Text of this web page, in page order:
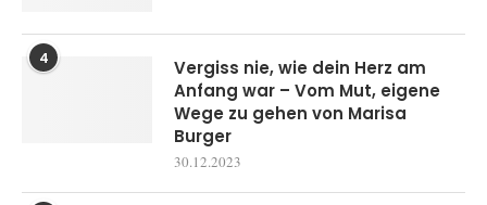
4
Vergiss nie, wie dein Herz am
Anfang war – Vom Mut, eigene
Wege zu gehen von Marisa
Burger
30.12.2023